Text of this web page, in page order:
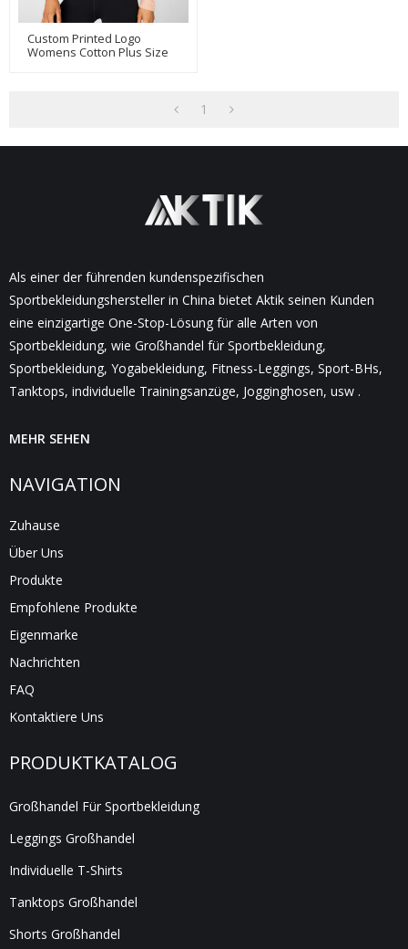
Custom Printed Logo
Womens Cotton Plus Size
1
Als einer der führenden kundenspezifischen
Sportbekleidungshersteller in China bietet Aktik seinen Kunden
eine einzigartige One-Stop-Lösung für alle Arten von
Sportbekleidung, wie Großhandel für Sportbekleidung,
Sportbekleidung, Yogabekleidung, Fitness-Leggings, Sport-BHs,
Tanktops, individuelle Trainingsanzüge, Jogginghosen, usw .
MEHR SEHEN
NAVIGATION
Zuhause
Über Uns
Produkte
Empfohlene Produkte
Eigenmarke
Nachrichten
FAQ
Kontaktiere Uns
PRODUKTKATALOG
Großhandel Für Sportbekleidung
Leggings Großhandel
Individuelle T-Shirts
Tanktops Großhandel
Shorts Großhandel